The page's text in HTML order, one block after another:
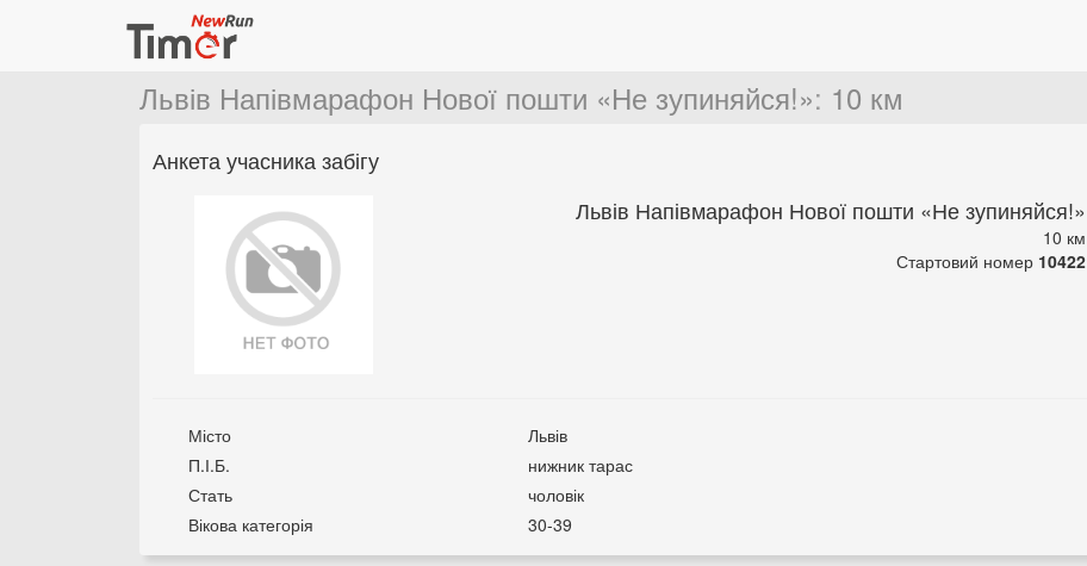
Львів Напівмарафон Нової пошти «Не зупиняйся!»: 10 км
Анкета учасника забігу
Львів Напівмарафон Нової пошти «Не зупиняйся!»
10 км
Стартовий номер 10422
Місто
Львів
П.І.Б.
нижник тарас
Стать
чоловік
Вікова категорія
30-39